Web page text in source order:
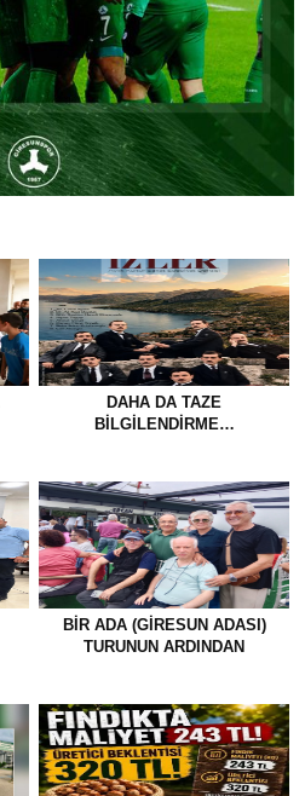
DAHA DA TAZE
BİLGİLENDİRME…
BİR ADA (GİRESUN ADASI)
TURUNUN ARDINDAN